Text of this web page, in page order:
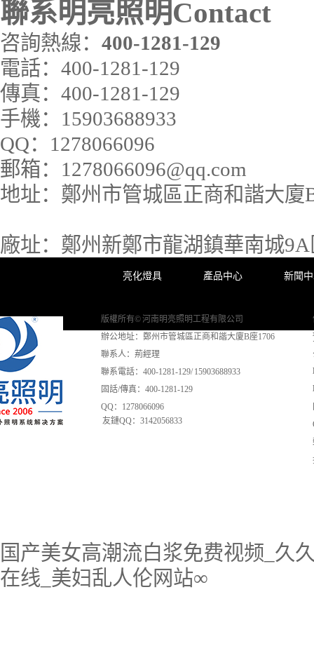
聯系明亮照明Contact
咨詢熱線： 400-1281-129
電話： 400-1281-129
傳真： 400-1281-129
手機： 15903688933
QQ： 1278066096
郵箱： 1278066096@qq.com
地址： 鄭州市管城區正商和諧大廈
廠址： 鄭州新鄭市龍湖鎮華南
亮化燈具 產品中心 新聞
版權所有© 河南明亮照明工程有限公司
辦公地址：鄭州市管城區正商和諧大廈B座1706
聯系人：荊經理
聯系電話：400-1281-129/ 15903688933
固話/傳真：400-1281-129
QQ：1278066096
友鏈QQ：3142056833
国产美女高潮流白浆免费视频_久
在线_美妇乱人伦网站∞